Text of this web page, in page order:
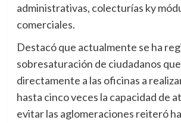
administrativas, colecturías ky
comerciales.
Destacó que actualmente se ha
sobresaturación de ciudadanos
directamente a las oficinas a
hasta cinco veces la capacidad de
evitar las aglomeraciones reiteró